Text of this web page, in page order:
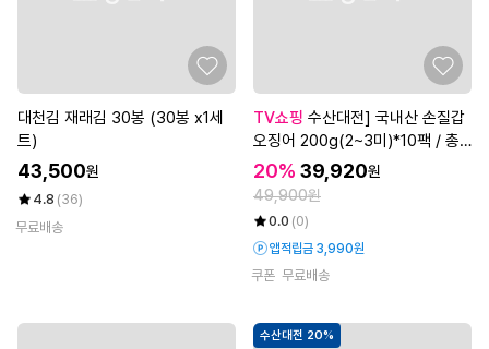
대천김 재래김 30봉 (30봉 x1세
트)
43,500원
4.8 (36)
무료배송
TV쇼핑
오징어 200g(2~3미)*10팩 / 총
2kg (20~30마리)
20% 39,920원
49,900원
0.0 (0)
앱적립금 3,990원
쿠폰 무료배송
수산대전 20%